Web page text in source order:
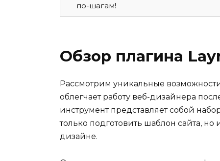
по-шагам!
Обзор плагина
Рассмотрим уникальные
облегчает работу веб-дизайнера
инструмент представляет собой
только подготовить шаблон сайта,
дизайне.